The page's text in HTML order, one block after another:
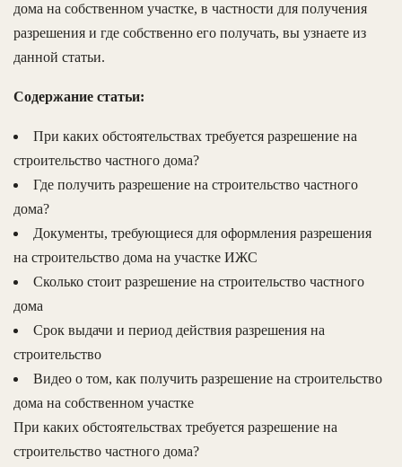
дома на собственном участке, в частности для получения
разрешения и где собственно его получать, вы узнаете из
данной статьи.
Содержание статьи:
При каких обстоятельствах требуется разрешение на
строительство частного дома?
Где получить разрешение на строительство частного
дома?
Документы, требующиеся для оформления разрешения
на строительство дома на участке ИЖС
Сколько стоит разрешение на строительство частного
дома
Срок выдачи и период действия разрешения на
строительство
Видео о том, как получить разрешение на строительство
дома на собственном участке
При каких обстоятельствах требуется разрешение на
строительство частного дома?